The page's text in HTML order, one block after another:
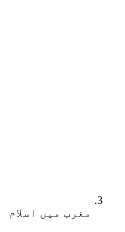
مغرب میں اسلام